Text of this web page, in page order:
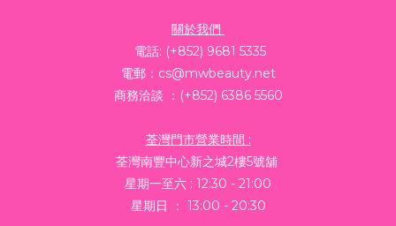
關於我們
電話: (+852) 9681 5335
電郵：cs@mwbeauty.net
商務洽談 ：(+852) 6386 5560
荃灣門市營業時間 :
荃灣南豐中心新之城2樓5號舖
星期一至六 : 12:30 - 21:00
星期日 ： 13:00 - 20:30